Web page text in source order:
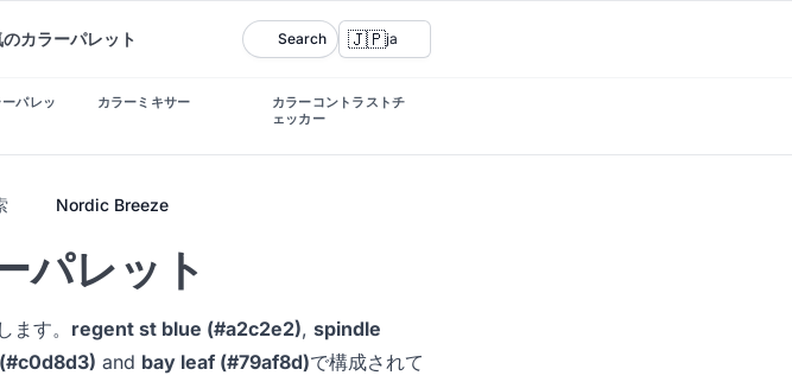
のカラーパレット Search 🇯🇵ja
パレッ
カラーミキサー
カラーコントラストチ
ェッカー
Nordic Breeze
パレット
ます。 regent st blue (#a2c2e2), spindle
and bay leaf (#79af8d)で構成されて